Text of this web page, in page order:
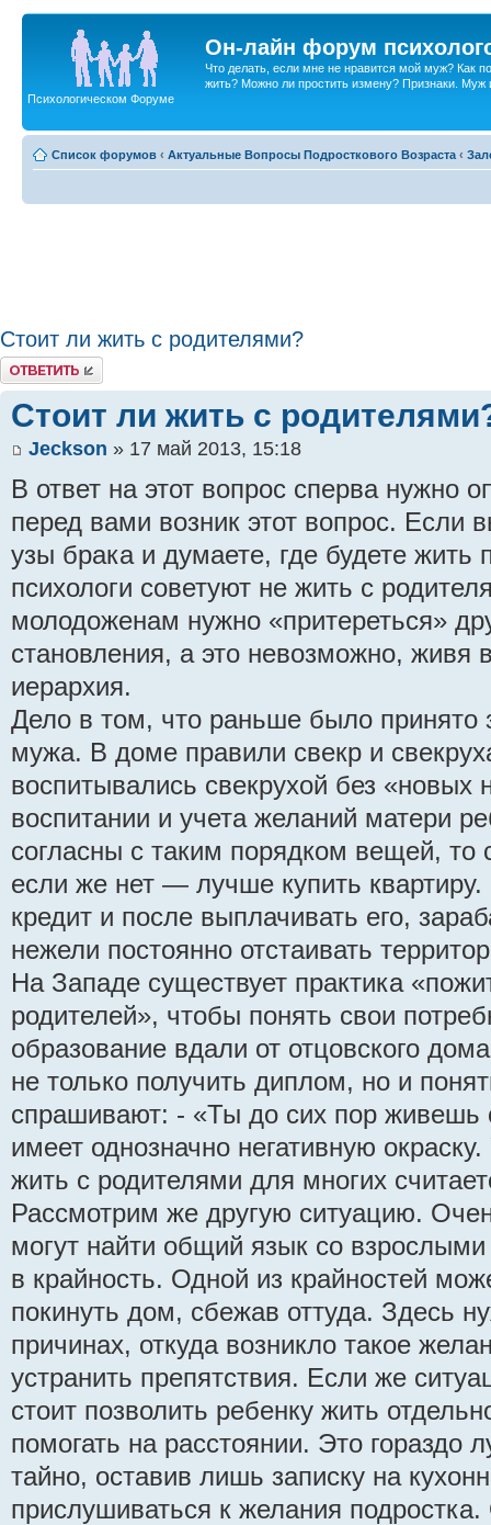
Он-лайн форум
Что делать, если мне не нравится мой муж? Как
жить? Можно ли простить измену? Признаки. Муж
Психологическом Форуме
Список форумов ‹ Актуальные Вопросы Подросткового Возраста ‹
Стоит ли жить с родителями?
Ответить
Стоит ли жить с
Jeckson » 17 май 2013, 15:18
В ответ на этот вопрос сперва нужно
перед вами возник этот вопрос. Если
узы брака и думаете, где будете жить
психологи советуют не жить с
молодоженам нужно «притереться»
становления, а это невозможно, живя
иерархия.
Дело в том, что раньше было принято
мужа. В доме правили свекр и
воспитывались свекрухой без «новых
воспитании и учета желаний матери
согласны с таким порядком вещей, то
если же нет — лучше купить
кредит и после выплачивать его,
нежели постоянно отстаивать
На Западе существует практика
родителей», чтобы понять свои
образование вдали от отцовского
не только получить диплом, но и
спрашивают: - «Ты до сих пор живешь
имеет однозначно негативную
жить с родителями для многих
Рассмотрим же другую ситуацию.
могут найти общий язык со
в крайность. Одной из крайностей
покинуть дом, сбежав оттуда. Здесь
причинах, откуда возникло такое
устранить препятствия. Если же
стоит позволить ребенку жить
помогать на расстоянии. Это гораздо
тайно, оставив лишь записку на
прислушиваться к желания